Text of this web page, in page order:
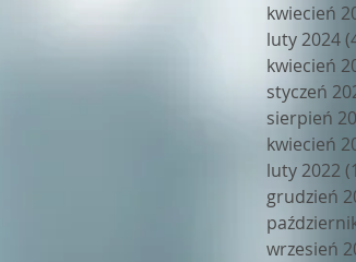
kwiecień
luty 2024
kwiecień
styczeń
sierpień
kwiecień
luty 2022
grudzień
wrzesień